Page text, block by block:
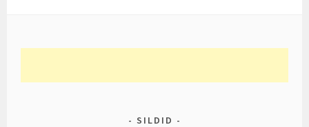
SILDID